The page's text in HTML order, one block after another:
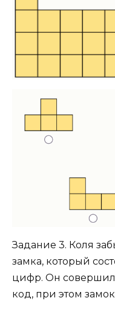
Задание 3. Коля
замка, который
цифр. Он совершил
код, при этом